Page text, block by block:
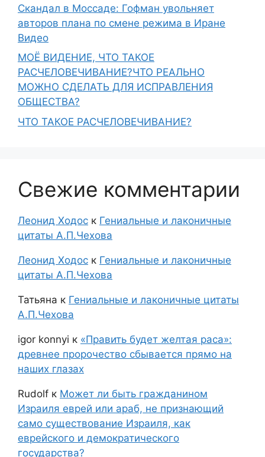
Скандал в Моссаде: Гофман увольняет
авторов плана по смене режима в Иране
Видео
МОЁ ВИДЕНИЕ, ЧТО ТАКОЕ
РАСЧЕЛОВЕЧИВАНИЕ?ЧТО РЕАЛЬНО
МОЖНО СДЕЛАТЬ ДЛЯ ИСПРАВЛЕНИЯ
ОБЩЕСТВА?
ЧТО ТАКОЕ РАСЧЕЛОВЕЧИВАНИЕ?
Свежие комментарии
Леонид Ходос к Гениальные и лаконичные
цитаты А.П.Чехова
Леонид Ходос к Гениальные и лаконичные
цитаты А.П.Чехова
Татьяна к Гениальные и лаконичные цитаты
А.П.Чехова
igor konnyi к «Править будет желтая раса»:
древнее пророчество сбывается прямо на
наших глазах
Rudolf к Может ли быть гражданином
Израиля еврей или араб, не признающий
само существование Израиля, как
еврейского и демократического
государства?